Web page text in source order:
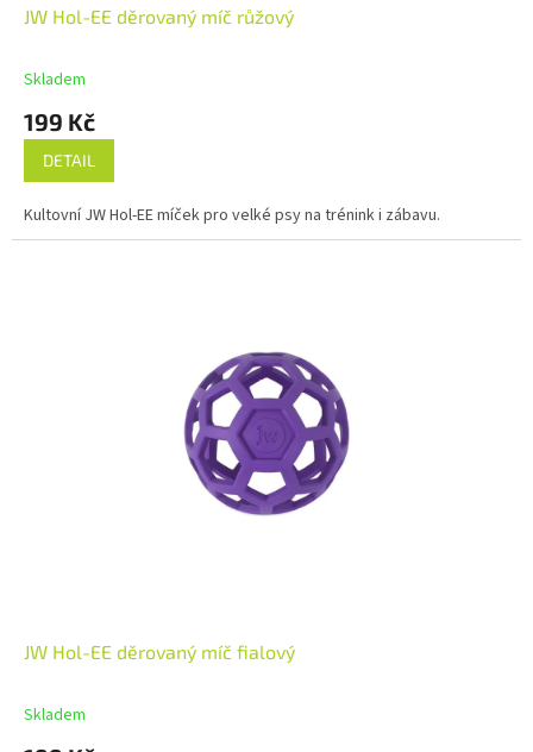
JW Hol-EE děrovaný míč růžový
Skladem
199 Kč
DETAIL
Kultovní JW Hol-EE míček pro velké psy na trénink i zábavu.
JW Hol-EE děrovaný míč fialový
Skladem